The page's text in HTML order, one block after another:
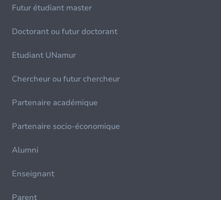
Futur étudiant master
Doctorant ou futur doctorant
Etudiant UNamur
Chercheur ou futur chercheur
Partenaire académique
Partenaire socio-économique
Alumni
Enseignant
Parent